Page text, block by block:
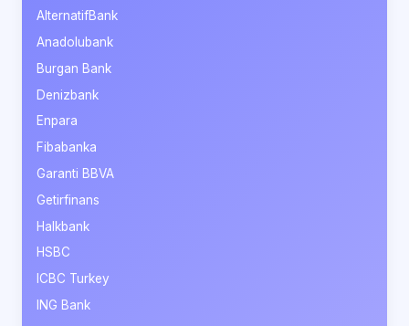
AlternatifBank
Anadolubank
Burgan Bank
Denizbank
Enpara
Fibabanka
Garanti BBVA
Getirfinans
Halkbank
HSBC
ICBC Turkey
ING Bank